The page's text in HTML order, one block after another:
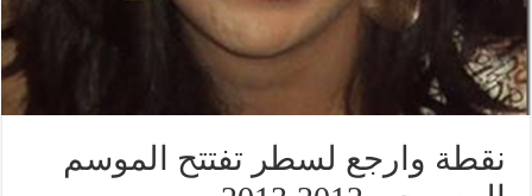
نقطة وارجع لسطر تفتتح الموسم